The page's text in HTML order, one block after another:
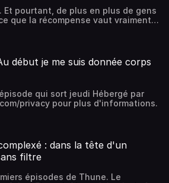
Et pourtant, de plus en plus de gens
que la récompense vaut vraiment
cet épisode, on parle du moment
faire sens. Ce moment où la fatigue
élément".Avec Séverine Bavon,
(Robert Laffont) et de
CDLT, on démonte les mécanismes
la dissonance entre ce qu’on vit
on pense que le problème
on ne reconnaît pas assez qu'on
?Pourquoi on continue à jouer un
avant ?Interview : Laurence
Fortuny👉 Suivez Thune sur
nombreuses et nombreux à nous
de continuer à le faire pour que
début je me suis donnée corps
qui sort jeudi Hébergé par
privacy pour plus d'informations.
: dans la tête d'un
filtre
épisodes de Thune. Le